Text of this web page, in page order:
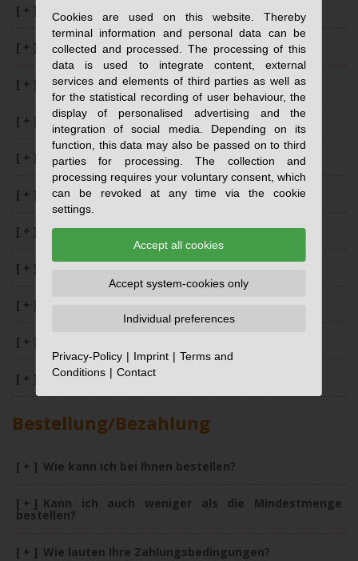
[ + ] Warum benötigen Sie einen Film?
[ + ] Was ist ein Tampondruck?
[ + ] Was ist ein Siebdruck?
[ + ] Was ist eine Lasergravur?
[ + ] Was ist eine Ätzung?
[ + ] Was ist ein Transferdruck?
[ + ] Was ist ein Digitaldruck?
[ + ]
[ + ]
[ + ]
[ + ] Was bedeutet eine Weißunterlegung?
Bestellung/Bezahlung
[ + ] Wie kann ich bei Ihnen bestellen?
[ + ] Kann ich auch weniger als die Mindestmenge
bestellen?
[ + ] Wie lauten Ihre Zahlungsbedingungen?
Cookies are used on this website. Thereby
terminal information and personal data can be
collected and processed. The processing of this
data is used to integrate content, external
services and elements of third parties as well as
for the statistical recording of user behaviour, the
display of personalised advertising and the
integration of social media. Depending on its
function, this data may also be passed on to third
parties for processing. The collection and
processing requires your voluntary consent, which
can be revoked at any time via the cookie
settings.
Accept all cookies
Accept system-cookies only
Individual preferences
Privacy-Policy Imprint
Terms and
Conditions
Contact